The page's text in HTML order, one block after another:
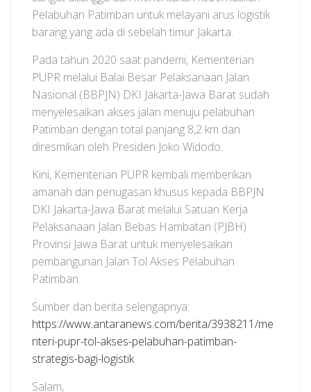
Pelabuhan Patimban untuk melayani arus logistik
barang yang ada di sebelah timur Jakarta.
Pada tahun 2020 saat pandemi, Kementerian
PUPR melalui Balai Besar Pelaksanaan Jalan
Nasional (BBPJN) DKI Jakarta-Jawa Barat sudah
menyelesaikan akses jalan menuju pelabuhan
Patimban dengan total panjang 8,2 km dan
diresmikan oleh Presiden Joko Widodo.
Kini, Kementerian PUPR kembali memberikan
amanah dan penugasan khusus kepada BBPJN
DKI Jakarta-Jawa Barat melalui Satuan Kerja
Pelaksanaan Jalan Bebas Hambatan (PJBH)
Provinsi Jawa Barat untuk menyelesaikan
pembangunan Jalan Tol Akses Pelabuhan
Patimban.
Sumber dan berita selengapnya:
https://www.antaranews.com/berita/3938211/me
nteri-pupr-tol-akses-pelabuhan-patimban-
strategis-bagi-logistik
Salam,